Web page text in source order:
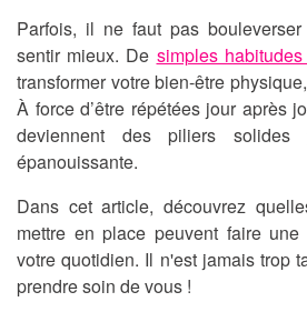
Parfois, il ne faut pas
sentir mieux. De simples
transformer votre bien-être
À force d’être répétées jour après
deviennent des piliers
épanouissante.
Dans cet article, découvrez
mettre en place peuvent faire
votre quotidien. Il n'est jamais trop
prendre soin de vous !